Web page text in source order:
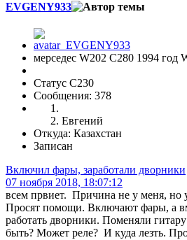
EVGENY933
мерседес W202 С280 1994 год
Статус C230
Сообщения: 378
Евгений
Откуда: Казахстан
Записан
Включил фары, заработали дворники
07 ноября 2018, 18:07:12
всем првиет. Причина не у меня, но
Просят помощи. Включают фары, а
работать дворники. Поменяли
быть? Может реле? И куда лезть.